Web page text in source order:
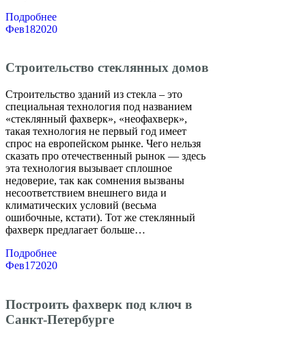
Подробнее
Фев182020
Строительство стеклянных домов
Строительство зданий из стекла – это
специальная технология под названием
«стеклянный фахверк», «неофахверк»,
такая технология не первый год имеет
спрос на европейском рынке. Чего нельзя
сказать про отечественный рынок — здесь
эта технология вызывает сплошное
недоверие, так как сомнения вызваны
несоответствием внешнего вида и
климатических условий (весьма
ошибочные, кстати). Тот же стеклянный
фахверк предлагает больше…
Подробнее
Фев172020
Построить фахверк под ключ в
Санкт-Петербурге